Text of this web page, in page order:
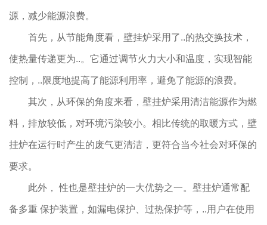
源，减少能源浪费。
首先，从节能角度看，壁挂炉采用了..的热交换技术，
使热量传递更为..。它通过调节火力大小和温度，实现智能
控制，..限度地提高了能源利用率，避免了能源的浪费。
其次，从环保的角度来看，壁挂炉采用清洁能源作为燃
料，排放较低，对环境污染较小。相比传统的取暖方式，壁
挂炉在运行时产生的废气更清洁，更符合当今社会对环保的
要求。
此外， 性也是壁挂炉的一大优势之一。壁挂炉通常配
备多重 保护装置，如漏电保护、过热保护等，..用户在使用